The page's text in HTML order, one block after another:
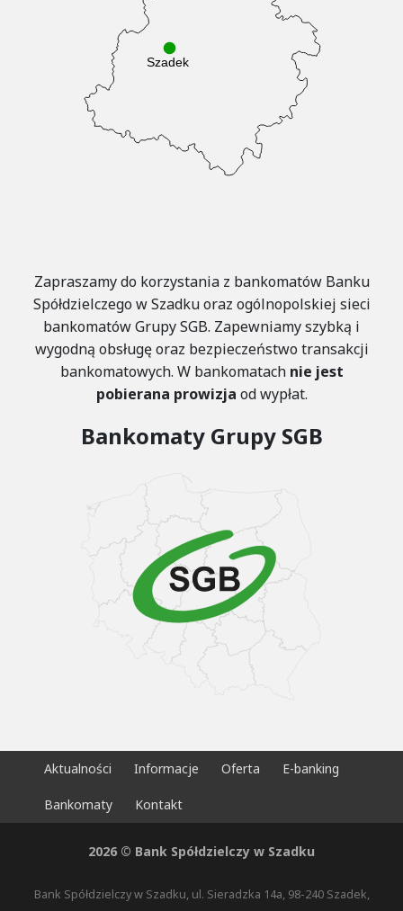
Zapraszamy do korzystania z bankomatów Banku
Spółdzielczego w Szadku oraz ogólnopolskiej sieci
bankomatów Grupy SGB. Zapewniamy szybką i
wygodną obsługę oraz bezpieczeństwo transakcji
bankomatowych. W bankomatach nie jest
pobierana prowizja od wypłat.
Bankomaty Grupy SGB
Aktualności Informacje Oferta E-banking
Bankomaty Kontakt
2026 © Bank Spółdzielczy w Szadku
Bank Spółdzielczy w Szadku, ul. Sieradzka 14a, 98-240 Szadek,